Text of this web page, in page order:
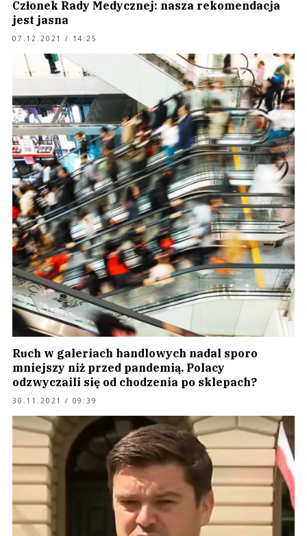
Członek Rady Medycznej: nasza rekomendacja
jest jasna
07.12.2021 / 14:25
Ruch w galeriach handlowych nadal sporo
mniejszy niż przed pandemią. Polacy
odzwyczaili się od chodzenia po sklepach?
30.11.2021 / 09:39